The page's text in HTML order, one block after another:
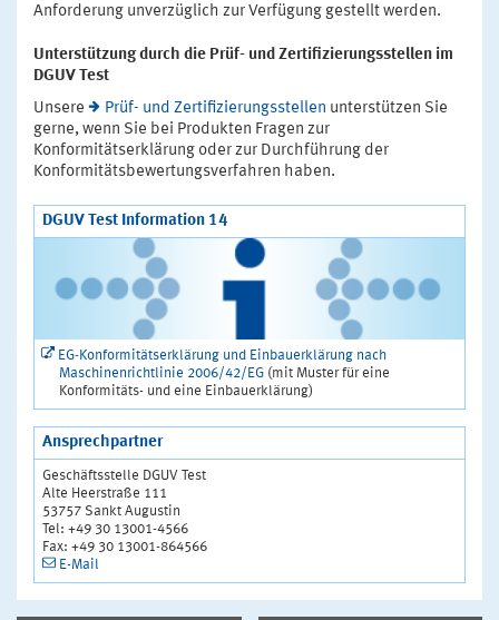
Anforderung unverzüglich zur Verfügung gestellt werden.
Unterstützung durch die Prüf- und Zertifizierungsstellen im
DGUV Test
Unsere
Prüf- und Zertifizierungsstellen unterstützen Sie
gerne, wenn Sie bei Produkten Fragen zur
Konformitätserklärung oder zur Durchführung der
Konformitätsbewertungsverfahren haben.
DGUV Test Information 14
EG-Konformitätserklärung und Einbauerklärung nach
Maschinenrichtlinie 2006/42/EG (mit Muster für eine
Konformitäts- und eine Einbauerklärung)
Ansprechpartner
Geschäftsstelle DGUV Test
Alte Heerstraße 111
53757 Sankt Augustin
Tel: +49 30 13001-4566
Fax: +49 30 13001-864566
E-Mail